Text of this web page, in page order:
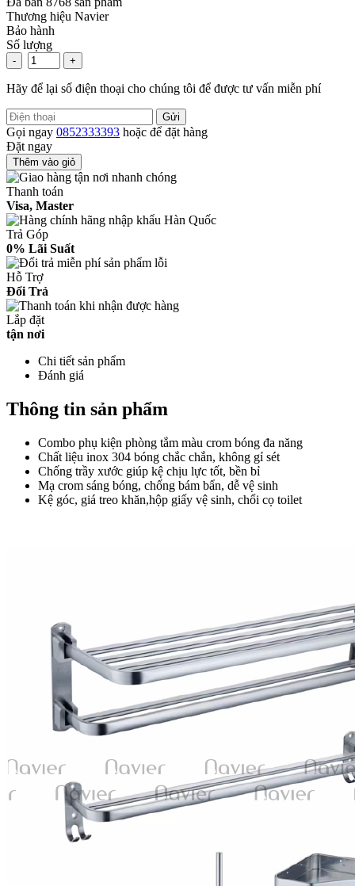
Thương hiệu Navier
Bảo hành
Số lượng
- +
Hãy để lại số điện thoại cho chúng tôi để được tư vấn miễn phí
Gửi
Gọi ngay 0852333393 hoặc để đặt hàng
Đặt ngay
Thêm vào giỏ
Thanh toán
Visa, Master
Trả Góp
0% Lãi Suất
Hỗ Trợ
Đổi Trả
Lắp đặt
tận nơi
Chi tiết sản phẩm
Đánh giá
Thông tin sản phẩm
Combo phụ kiện phòng tắm màu crom bóng đa năng
Chất liệu inox 304 bóng chắc chắn, không gỉ sét
Chống trầy xước giúp kệ chịu lực tốt, bền bỉ
Mạ crom sáng bóng, chống bám bẩn, dễ vệ sinh
Kệ góc, giá treo khăn,hộp giấy vệ sinh, chổi cọ toilet